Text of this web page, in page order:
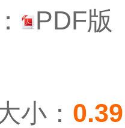
PDF
小： 0.39